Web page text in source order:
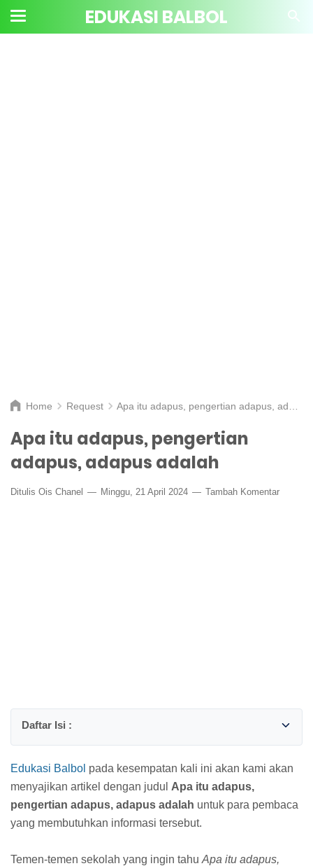
EDUKASI BALBOL
Home Request Apa itu adapus, pengertian adapus, adapus adalah
Apa itu adapus, pengertian
adapus, adapus adalah
Ditulis Ois Chanel Minggu, 21 April 2024 Tambah Komentar
Edukasi Balbol pada kesempatan kali ini akan kami akan
menyajikan artikel dengan judul Apa itu adapus,
pengertian adapus, adapus adalah untuk para pembaca
yang membutuhkan informasi tersebut.
Temen-temen sekolah yang ingin tahu Apa itu adapus,